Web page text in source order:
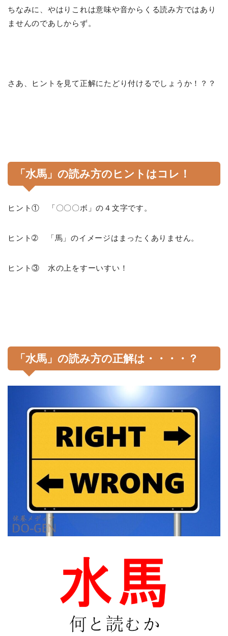
ちなみに、やはりこれは意味や音からくる読み方ではあり
ませんのであしからず。
さあ、ヒントを見て正解にたどり付けるでしょうか！？？
「水馬」の読み方のヒントはコレ！
ヒント① 「〇〇〇ボ」の４文字です。
ヒント➁ 「馬」のイメージはまったくありません。
ヒント③ 水の上をすーいすい！
「水馬」の読み方の正解は・・・・？